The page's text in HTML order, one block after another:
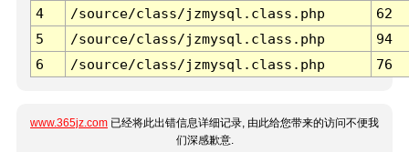
4
/source/class/jzmysql.class.php
62
5
/source/class/jzmysql.class.php
94
6
/source/class/jzmysql.class.php 76
www.365jz.com 已经将此出错信息详细记录, 由此给您带来的访问不便我
们深感歉意.